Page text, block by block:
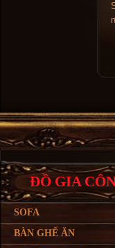
ĐỒ GIA
SOFA
BÀN GHẾ ĂN